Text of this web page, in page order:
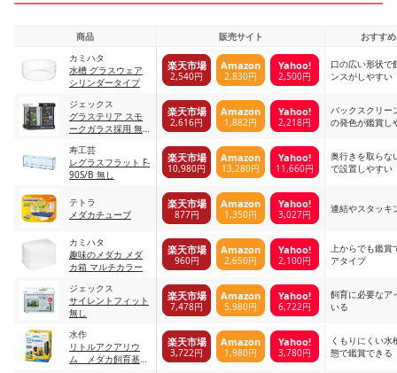
商品 販売サイト
おすす
カミハタ
水槽 グラスウェア
シリンダータイプ
楽天市場
2,540円
Amazon
2,830円
Yahoo!
2,500円
口の広い形状で
ンスがしやすい
ジェックス
グラステリア スモ
ークガラス採用 無
楽天市場
2,616円
Amazon
1,882円
Yahoo!
2,218円
バックスクリー
の発色が鑑賞し
寿工芸
レグラスフラット F-
90S/B 無し
楽天市場
10,980円
Amazon
13,280円
Yahoo!
11,660円
奥行きを取らな
で設置しやすい
テトラ
メダカチューブ
楽天市場
877円
Amazon
1,350円
Yahoo!
3,027円 連結やスタッキ
カミハタ
趣味のメダカ メダ
カ箱 マルチカラー
楽天市場
960円
Amazon
2,650円
Yahoo!
2,100円
上からでも鑑賞
アタイプ
ジェックス
サイレントフィット
無し
楽天市場
7,478円
Amazon
5,980円
Yahoo!
6,722円
飼育に必要なア
いる
水作
リトルアクアリウ
ム メダカ飼育基本
楽天市場
3,722円
Amazon
1,980円
Yahoo!
3,780円
くもりにくい水
態で鑑賞できる